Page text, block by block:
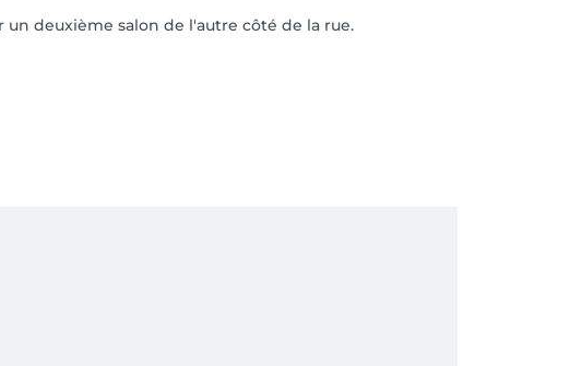
deuxième salon de l'autre côté de la rue.